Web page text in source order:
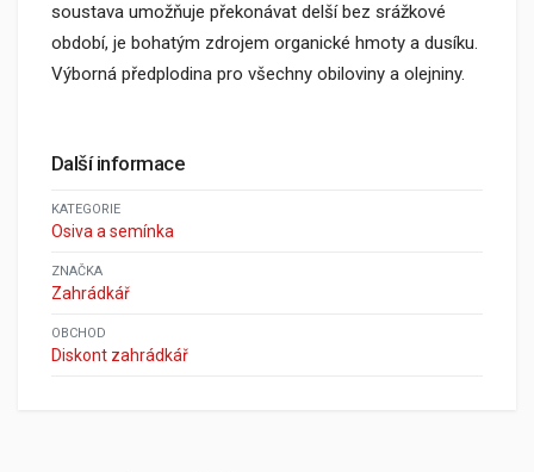
soustava umožňuje překonávat delší bez srážkové
období, je bohatým zdrojem organické hmoty a dusíku.
Výborná předplodina pro všechny obiloviny a olejniny.
Další informace
KATEGORIE
Osiva a semínka
ZNAČKA
Zahrádkář
OBCHOD
Diskont zahrádkář